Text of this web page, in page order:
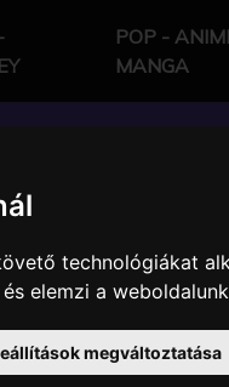
technológiákat
elemzi a
megváltoztatása
POP -
MANGA
VINYL